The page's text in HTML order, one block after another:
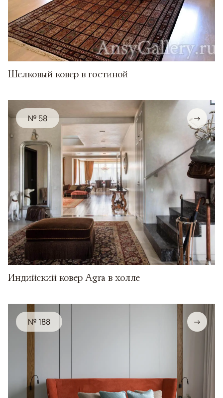
Шелковый ковер в гостиной
№ 58 →
Индийский ковер Agra в холле
№ 188 →